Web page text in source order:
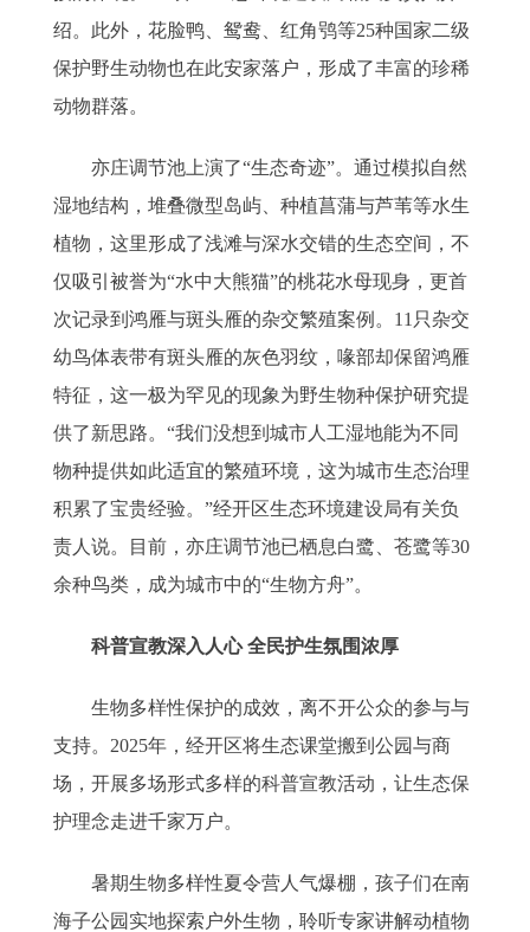
绍。此外，花脸鸭、鸳鸯、红角鸮等25种国家二级
保护野生动物也在此安家落户，形成了丰富的珍稀
动物群落。
亦庄调节池上演了“生态奇迹”。通过模拟自然
湿地结构，堆叠微型岛屿、种植菖蒲与芦苇等水生
植物，这里形成了浅滩与深水交错的生态空间，不
仅吸引被誉为“水中大熊猫”的桃花水母现身，更首
次记录到鸿雁与斑头雁的杂交繁殖案例。11只杂交
幼鸟体表带有斑头雁的灰色羽纹，喙部却保留鸿雁
特征，这一极为罕见的现象为野生物种保护研究提
供了新思路。“我们没想到城市人工湿地能为不同
物种提供如此适宜的繁殖环境，这为城市生态治理
积累了宝贵经验。”经开区生态环境建设局有关负
责人说。目前，亦庄调节池已栖息白鹭、苍鹭等30
余种鸟类，成为城市中的“生物方舟”。
科普宣教深入人心 全民护生氛围浓厚
生物多样性保护的成效，离不开公众的参与与
支持。2025年，经开区将生态课堂搬到公园与商
场，开展多场形式多样的科普宣教活动，让生态保
护理念走进千家万户。
暑期生物多样性夏令营人气爆棚，孩子们在南
海子公园实地探索户外生物，聆听专家讲解动植物